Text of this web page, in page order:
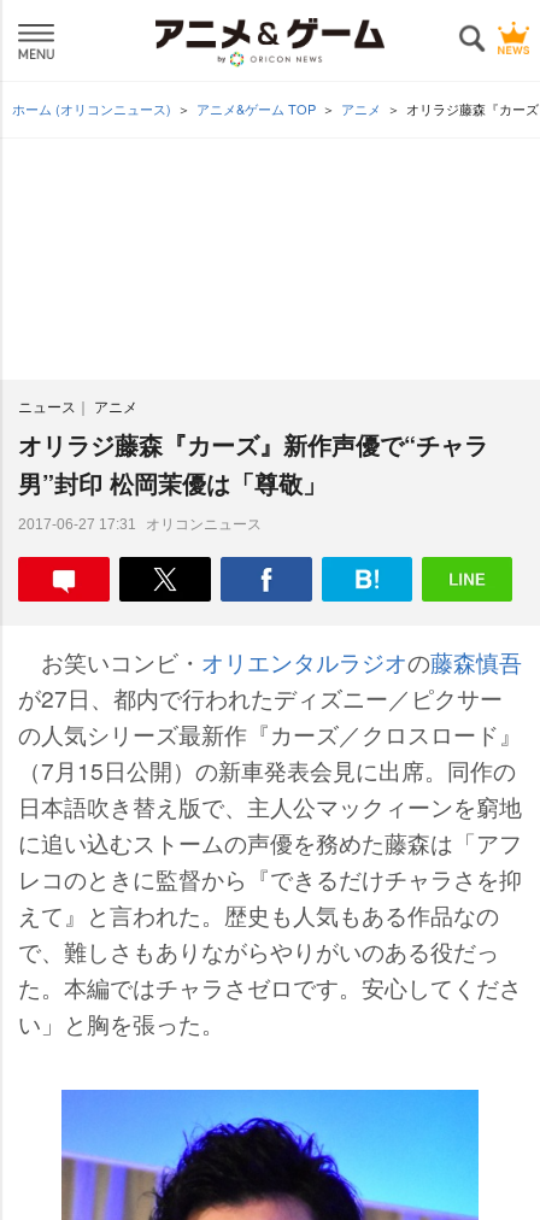
ホーム (オリコンニュース) アニメ&ゲーム TOP アニメ オリラジ藤森『カー
ニュース アニメ
オリラジ藤森『カーズ』新作声優で“チャラ
男”封印 松岡茉優は「尊敬」
2017-06-27 17:31 オリコンニュース
お笑いコンビ・ オリエンタルラジオの藤森慎吾
が27日、都内で行われたディズニー／ピクサー
の人気シリーズ最新作『カーズ／クロスロード』
（7月15日公開）の新車発表会見に出席。同作の
日本語吹き替え版で、主人公マックィーンを窮地
に追い込むストームの声優を務めた藤森は「アフ
レコのときに監督から『できるだけチャラさを抑
えて』と言われた。歴史も人気もある作品なの
で、難しさもありながらやりがいのある役だっ
た。本編ではチャラさゼロです。安心してくださ
い」と胸を張った。